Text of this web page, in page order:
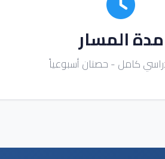
مدة المسار
كامل - حصتان أسبوعياً